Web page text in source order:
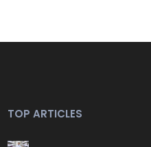
TOP ARTICLES